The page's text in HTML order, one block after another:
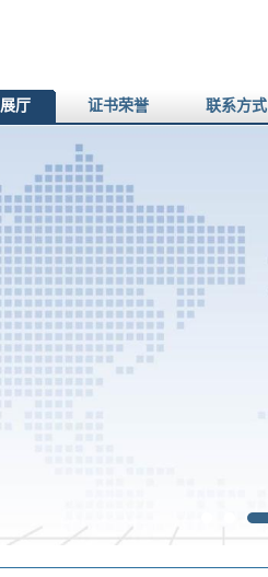
厅 证书荣誉 联系方式